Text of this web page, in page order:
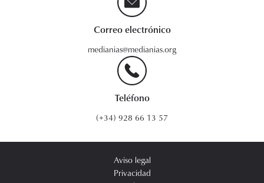
Correo electrónico
medianias@medianias.org
Teléfono
(+34) 928 66 13 57
Aviso legal
Privacidad